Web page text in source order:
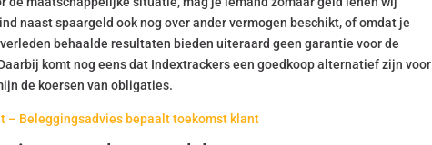
naast spaargeld ook nog over ander vermogen beschikt, of omdat je
behaalde resultaten bieden uiteraard geen garantie voor de
komt nog eens dat Indextrackers een goedkoop alternatief zijn voor
de koersen van obligaties.
– Beleggingsadvies bepaalt toekomst klant